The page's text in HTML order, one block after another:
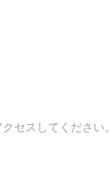
セスしてください。